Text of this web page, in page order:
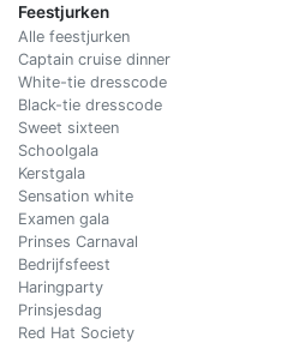
Feestjurken
Alle feestjurken
Captain cruise dinner
White-tie dresscode
Black-tie dresscode
Sweet sixteen
Schoolgala
Kerstgala
Sensation white
Examen gala
Prinses Carnaval
Bedrijfsfeest
Haringparty
Prinsjesdag
Red Hat Society